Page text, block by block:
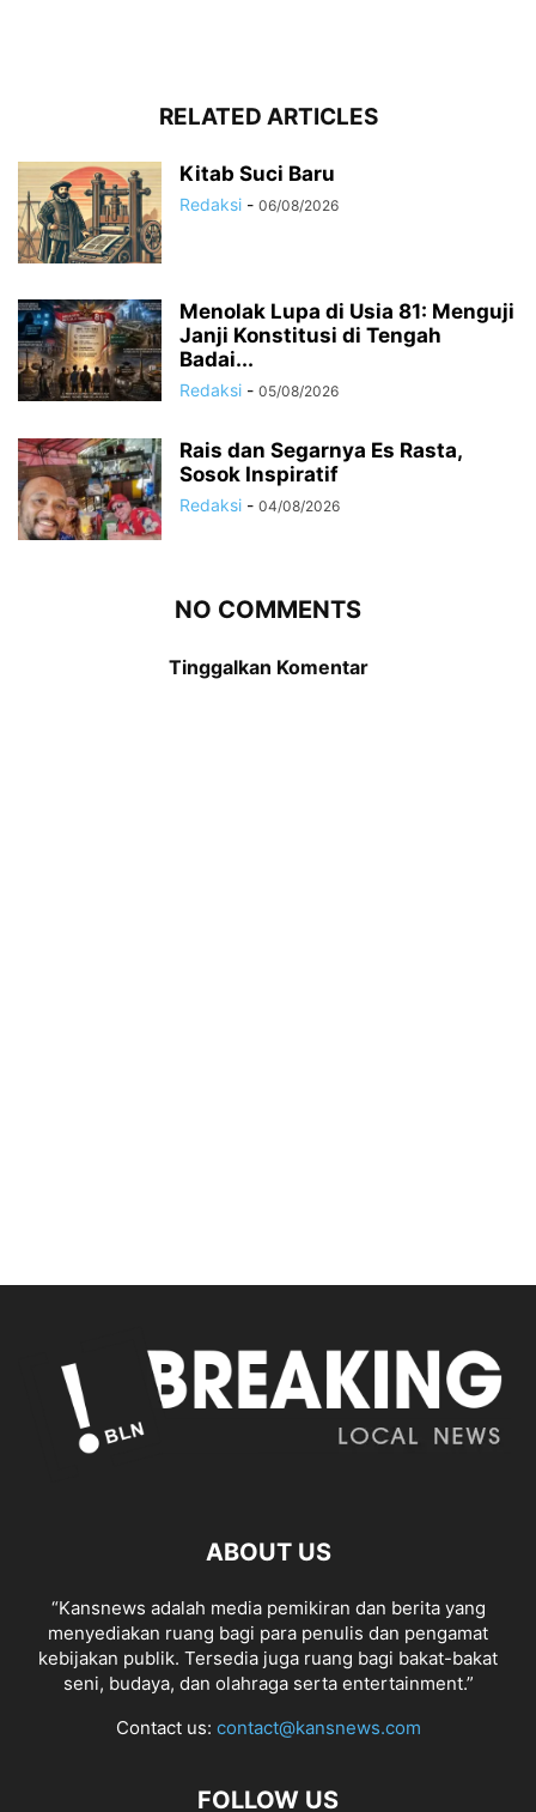
RELATED ARTICLES
Kitab Suci Baru
Redaksi - 06/08/2026
Menolak Lupa di Usia 81: Menguji
Janji Konstitusi di Tengah
Badai...
Redaksi - 05/08/2026
Rais dan Segarnya Es Rasta,
Sosok Inspiratif
Redaksi - 04/08/2026
NO COMMENTS
Tinggalkan Komentar
ABOUT US
“Kansnews adalah media pemikiran dan berita yang
menyediakan ruang bagi para penulis dan pengamat
kebijakan publik. Tersedia juga ruang bagi bakat-bakat
seni, budaya, dan olahraga serta entertainment.”
Contact us: contact@kansnews.com
FOLLOW US